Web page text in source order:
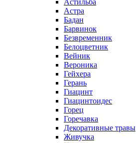
Астильба
Астра
Бадан
Барвинок
Безвременник
Белоцветник
Вейник
Вероника
Гейхера
Герань
Гиацинт
Гиацинтоидес
Горец
Горечавка
Декоративные травы
Живучка